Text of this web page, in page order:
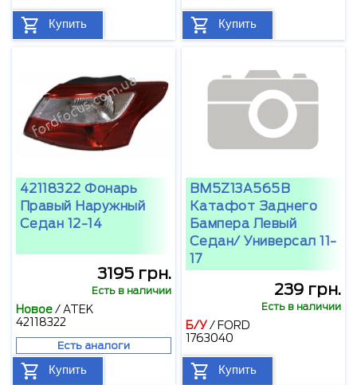
Купить Купить
42118322 Фонарь
Правый Наружный
Седан 12-14
3195 грн.
Есть в наличии
Новое/ATEK
42118322
Есть аналоги
Купить
BM5Z13A565B
Катафот Заднего
Бампера Левый
Седан/ Универсал 11-
17
239 грн.
Есть в наличии
Б/У/ FORD
1763040
Купить